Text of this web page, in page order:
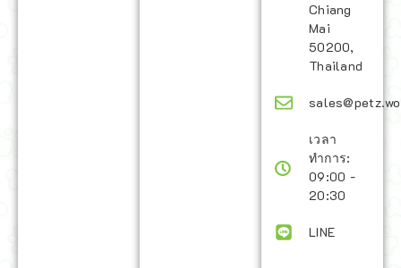
Chiang
Mai
50200,
Thailand
เวลา
ทำการ:
09:00 -
20:30
LINE